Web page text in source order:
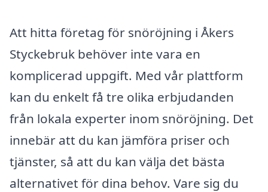
Att hitta företag för snöröjning i Åkers
Styckebruk behöver inte vara en
komplicerad uppgift. Med vår plattform
kan du enkelt få tre olika erbjudanden
från lokala experter inom snöröjning. Det
innebär att du kan jämföra priser och
tjänster, så att du kan välja det bästa
alternativet för dina behov. Vare sig du